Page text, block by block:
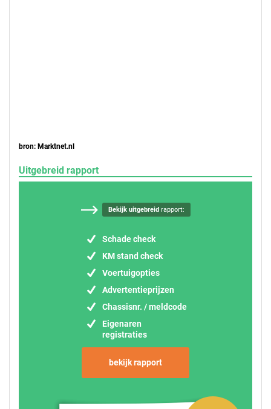
bron: Marktnet.nl
Uitgebreid rapport
Bekijk uitgebreidrapport:
Schade check
KM stand check
Voertuigopties
Advertentieprijzen
Chassisnr. / meldcode
Eigenaren
registraties
bekijk rapport